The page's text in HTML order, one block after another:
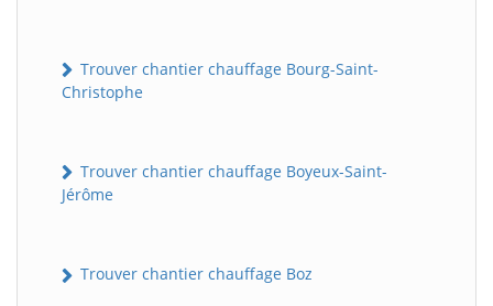
Trouver chantier chauffage Bourg-Saint-
Christophe
Trouver chantier chauffage Boyeux-Saint-
Jérôme
Trouver chantier chauffage Boz